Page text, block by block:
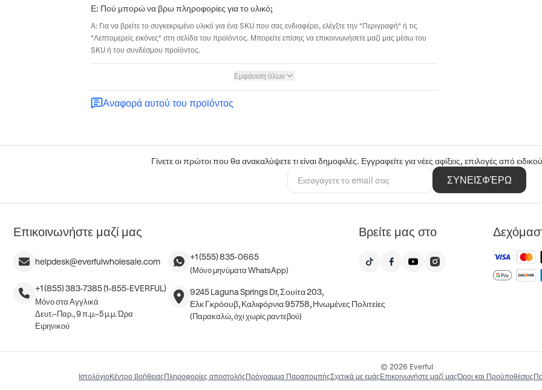
Ε: Πού μπορώ να βρω πληροφορίες για το υλικό;
Α: Για να βρείτε το συγκεκριμένο υλικό για ένα SKU που σας ενδιαφέρει, ελέγξτε την "Περιγραφή" ή τις
"Λεπτομερείς εικόνες" στη σελίδα του προϊόντος. Μπορείτε επίσης να επικοινωνήσετε μαζί μας μέσω του
SKU ή του συνδέσμου προϊόντος.
Εμφάνιση όλων
Αναφορά αυτού του προϊόντος
Γίνετε οι πρώτοι που θα ανακαλύψετε τι είναι δημοφιλές. Εγγραφείτε για νέες αφίξεις, επιλογές από
ΣΥΝΕΙΣΦΈΡΩ
Επικοινωνήστε μαζί μας
helpdesk@everfulwholesale.com
+1 (855) 383-7385 (1-855-EVERFUL)
Μόνο στα Αγγλικά
Δευτ.–Παρ., 9 π.μ.–5 μ.μ. Ώρα
Ειρηνικού
+1 (555) 835-0665
(Μόνο μηνύματα WhatsApp)
9245 Laguna Springs Dr, Σουίτα 203,
Ελκ Γκρόουβ, Καλιφόρνια 95758, Ηνωμένες Πολιτείες
(Παρακαλώ, όχι χωρίς ραντεβού)
Βρείτε μας στο
© 2026 Everful
ΙστολόγιοΚέντρο βοήθειαςΠληροφορίες αποστολήςΠρόγραμμα ΠαραπομπήςΣχετικά με εμάςΕπικοινωνήστε μαζί μαςΌροι και Προϋποθέσεις